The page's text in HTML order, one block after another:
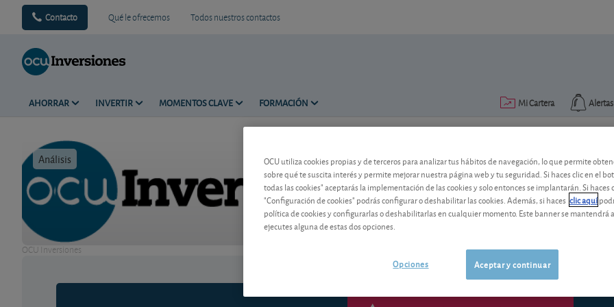
Contacto Qué le ofrecemos Todos nuestros contactos
AHORRAR INVERTIR MOMENTOS CLAVE FORMACIÓN Alertas
Mi Cartera
Análisis Tiempo de lectura: 2 min.
OCU Inversiones
¿Un seguro de ahorro al
El Plan Ahorro Plus de la Mutua le
OCU utiliza cookies propias y de terceros para analizar tus hábitos de navegación, lo que permite
sobre qué te suscita interés y permite mejorar nuestra página web y tu seguridad. Si haces clic en el
todas las cookies" aceptarás la implementación de las cookies y solo entonces se implantarán. Si haces
"Configuración de cookies" podrás configurar o deshabilitar las cookies. Además, si haces clic aquí
política de cookies y configurarlas o deshabilitarlas en cualquier momento. Este banner se mantendrá
ejecutes alguna de estas dos opciones.
Aceptar y continuar
Opciones